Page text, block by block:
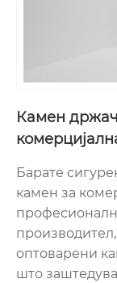
Камен
Барате
камен за
оптоварени
што